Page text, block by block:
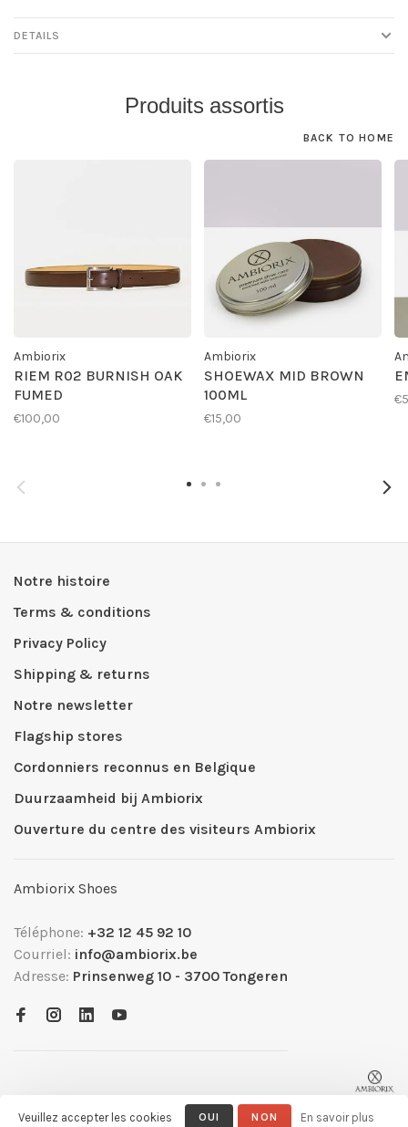
DETAILS
Produits assortis
BACK TO HOME
Ambiorix
RIEM R02 BURNISH OAK
FUMED
€100,00
Ambiorix
SHOEWAX MID BROWN
100ML
€15,00
Notre histoire
Terms & conditions
Privacy Policy
Shipping & returns
Notre newsletter
Flagship stores
Cordonniers reconnus en Belgique
Duurzaamheid bij Ambiorix
Ouverture du centre des visiteurs Ambiorix
Ambiorix Shoes
Téléphone: +32 12 45 92 10
Courriel: info@ambiorix.be
Adresse: Prinsenweg 10 - 3700 Tongeren
Veuillez accepter les cookies OUI NON En savoir plus